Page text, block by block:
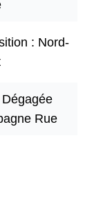
Nord-
Dégagée
Rue